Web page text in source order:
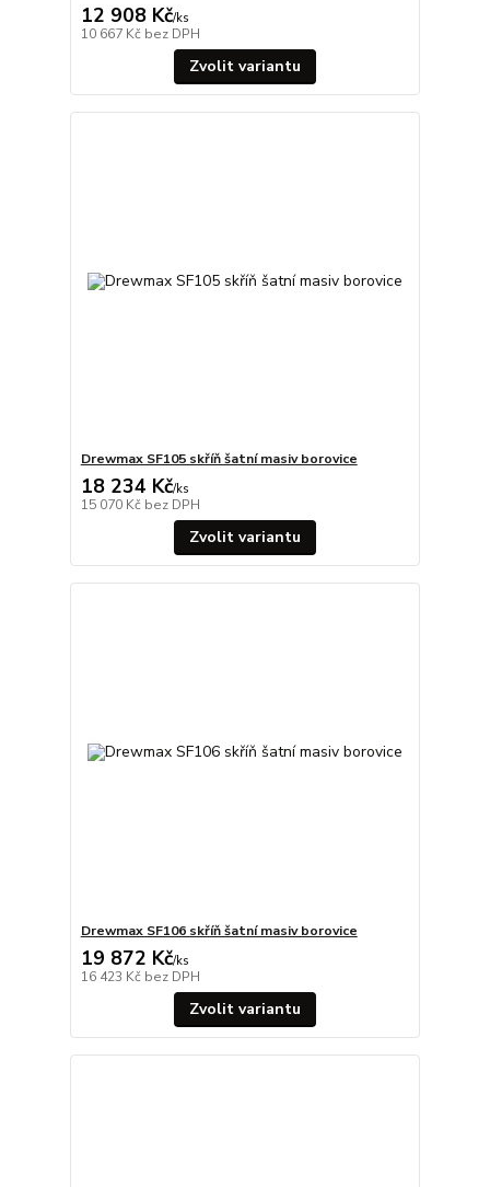
12 908 Kč/ks
10 667 Kč bez DPH
Zvolit variantu
Drewmax SF105 skříň šatní masiv borovice
18 234 Kč/ks
15 070 Kč bez DPH
Zvolit variantu
Drewmax SF106 skříň šatní masiv borovice
19 872 Kč/ks
16 423 Kč bez DPH
Zvolit variantu